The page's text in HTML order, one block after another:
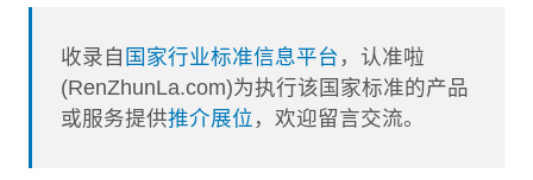
收录自 国家行业标准信息平台 ，认准啦
(RenZhunLa.com)为执行该国家标准的产品
或服务提供推介展位 ，欢迎留言交流。